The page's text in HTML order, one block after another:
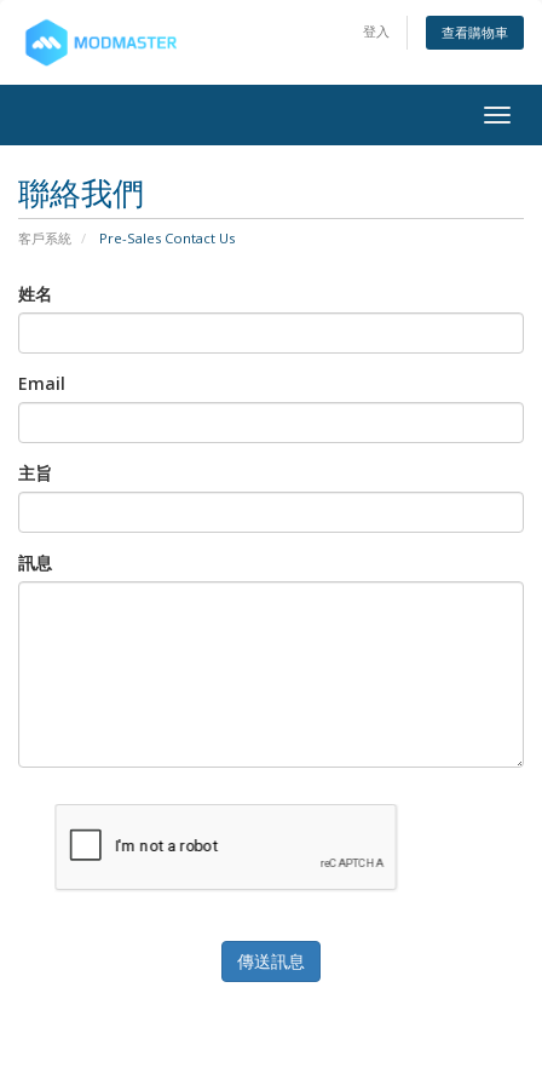
登入 查看購物車
聯絡我們
客戶系統 Pre-Sales Contact Us
姓名
Email
主旨
訊息
傳送訊息